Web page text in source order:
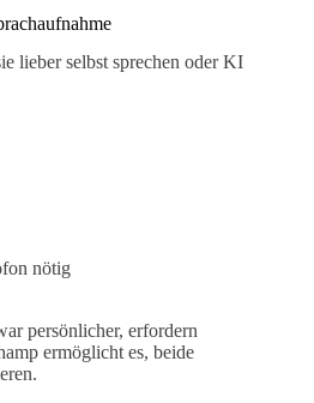
lieber selbst sprechen oder KI
nötig
persönlicher, erfordern
ermöglicht es, beide